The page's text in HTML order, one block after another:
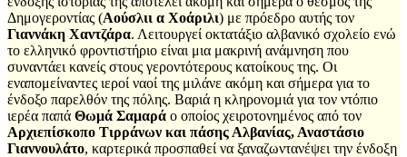
Δημογεροντίας (Αούσλιι α Χοάριλι) με πρόεδρο αυτής τον
Γιαννάκη Χαντζάρα. Λειτουργεί οκτατάξιο αλβανικό σχολείο ενώ
το ελληνικό φροντιστήριο είναι μια μακρινή ανάμνηση που
συναντάει κανείς στους γεροντότερους κατοίκους της. Οι
εναπομείναντες ιεροί ναοί της μιλάνε ακόμη και σήμερα για το
ένδοξο παρελθόν της πόλης. Βαριά η κληρονομιά για τον ντόπιο
ιερέα παπά Θωμά Σαμαρά ο οποίος χειροτονημένος από τον
Αρχιεπίσκοπο Τιρράνων και πάσης Αλβανίας, Αναστάσιο
Γιαννουλάτο, καρτερικά προσπαθεί να ξαναζωντανέψει την ένδοξη